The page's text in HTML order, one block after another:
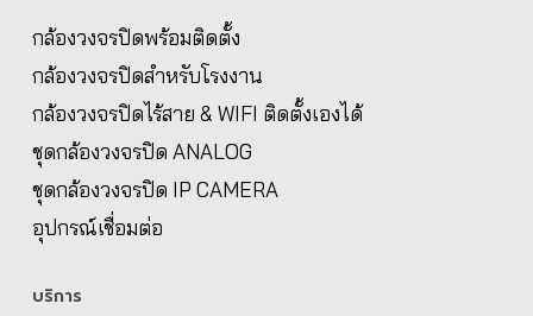
กล้องวงจรปิดพร้อมติดตั้ง
กล้องวงจรปิดสำหรับโรงงาน
กล้องวงจรปิดไร้สาย & WIFI ติดตั้งเองได้
ชุดกล้องวงจรปิด ANALOG
ชุดกล้องวงจรปิด IP CAMERA
อุปกรณ์เชื่อมต่อ
บริการ